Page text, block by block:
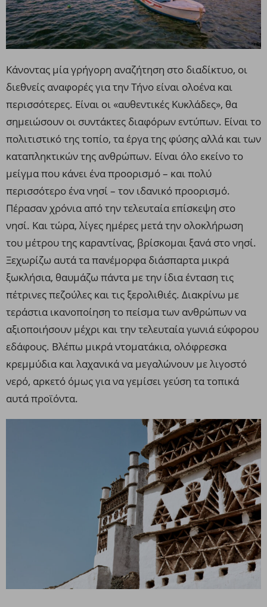
Κάνοντας μία γρήγορη αναζήτηση στο διαδίκτυο, οι
διεθνείς αναφορές για την Τήνο είναι ολοένα και
περισσότερες. Είναι οι «αυθεντικές Κυκλάδες», θα
σημειώσουν οι συντάκτες διαφόρων εντύπων. Είναι το
πολιτιστικό της τοπίο, τα έργα της φύσης αλλά και των
καταπληκτικών της ανθρώπων. Είναι όλο εκείνο το
μείγμα που κάνει ένα προορισμό – και πολύ
περισσότερο ένα νησί – τον ιδανικό προορισμό.
Πέρασαν χρόνια από την τελευταία επίσκεψη στο
νησί. Και τώρα, λίγες ημέρες μετά την ολοκλήρωση
του μέτρου της καραντίνας, βρίσκομαι ξανά στο νησί.
Ξεχωρίζω αυτά τα πανέμορφα διάσπαρτα μικρά
ξωκλήσια, θαυμάζω πάντα με την ίδια ένταση τις
πέτρινες πεζούλες και τις ξερολιθιές. Διακρίνω με
τεράστια ικανοποίηση το πείσμα των ανθρώπων να
αξιοποιήσουν μέχρι και την τελευταία γωνιά εύφορου
εδάφους. Βλέπω μικρά ντοματάκια, ολόφρεσκα
κρεμμύδια και λαχανικά να μεγαλώνουν με λιγοστό
νερό, αρκετό όμως για να γεμίσει γεύση τα τοπικά
αυτά προϊόντα.